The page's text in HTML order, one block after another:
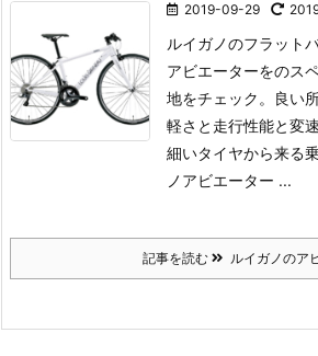
2019-09-29
ルイガノのフラット
アビエーターをのス
地をチェック。
良い
軽さと走行性能と変
細いタイヤから来る
ノアビエーター ...
記事を読む ルイガノのア